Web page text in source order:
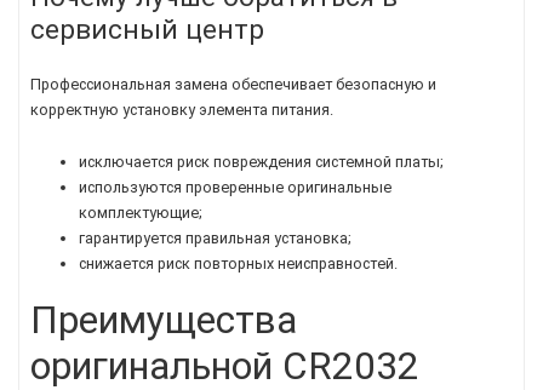
сервисный центр
Профессиональная замена обеспечивает безопасную и
корректную установку элемента питания.
исключается риск повреждения системной платы;
используются проверенные оригинальные
комплектующие;
гарантируется правильная установка;
снижается риск повторных неисправностей.
Преимущества
оригинальной CR2032